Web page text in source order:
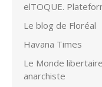
elTOQUE.
Le blog de Floréal
Havana Times
Le Monde
anarchiste